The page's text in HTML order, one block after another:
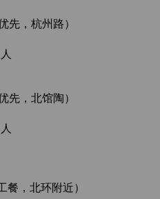
先，杭州路）
先，北馆陶）
，北环附近）